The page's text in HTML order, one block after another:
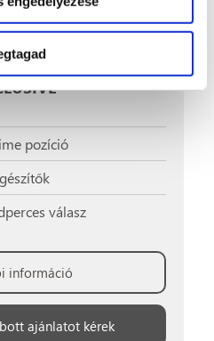
2 900 Ft /
hónap
pozíció
válasz
információ
ajánlatot kérek